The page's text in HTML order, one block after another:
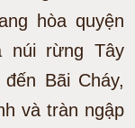
hòa quyện
núi rừng Tây
Bãi Cháy,
và tràn ngập